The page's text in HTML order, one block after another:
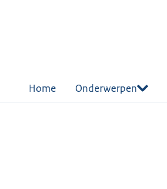
Home Onderwerpen